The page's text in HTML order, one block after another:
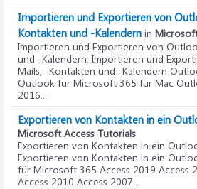
Importieren und Exportieren von
Kontakten und -Kalendern in
Importieren und Exportieren von
und -Kalendern: Importieren und
Mails, -Kontakten und -Kalendern
Outlook für Microsoft 365 für Mac
2016...
Exportieren von Kontakten in ein
Microsoft Access Tutorials
Exportieren von Kontakten in ein
Exportieren von Kontakten in ein
für Microsoft 365 Access 2019 Access
Access 2010 Access 2007...